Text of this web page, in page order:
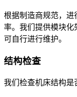
根据制造商规范，进
率。我们提供模块化
可自行进行维护。
结构检查
我们检查机床结构是